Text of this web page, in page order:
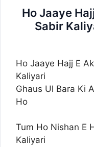
Ho Jaaye
Sabir
Ho Jaaye Hajj E
Kaliyari
Ghaus Ul Bara Ki
Ho
Tum Ho Nishan E
Kaliyari